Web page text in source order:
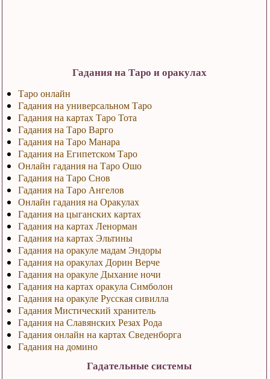
Гадания на Таро и оракулах
Таро онлайн
Гадания на универсальном Таро
Гадания на картах Таро Тота
Гадания на Таро Варго
Гадания на Таро Манара
Гадания на Египетском Таро
Онлайн гадания на Таро Ошо
Гадания на Таро Снов
Гадания на Таро Ангелов
Онлайн гадания на Оракулах
Гадания на цыганских картах
Гадания на картах Ленорман
Гадания на картах Эльтины
Гадания на оракуле мадам Эндоры
Гадания на оракулах Дорин Верче
Гадания на оракуле Дыхание ночи
Гадания на картах оракула Симболон
Гадания на оракуле Русская сивилла
Гадания Мистический хранитель
Гадания на Славянских Резах Рода
Гадания онлайн на картах Сведенборга
Гадания на домино
Гадательные системы